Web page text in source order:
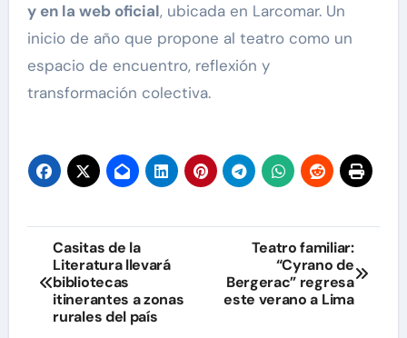
y en la web oficial, ubicada en Larcomar. Un
inicio de año que propone al teatro como un
espacio de encuentro, reflexión y
transformación colectiva.
Navegación
de
entradas
Casitas de la
Literatura llevará
bibliotecas
itinerantes a zonas
rurales del país
Teatro familiar:
“Cyrano de
Bergerac” regresa
este verano a Lima